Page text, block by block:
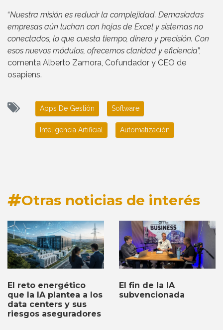
“Nuestra misión es reducir la complejidad. Demasiadas
empresas aún luchan con hojas de Excel y sistemas no
conectados, lo que cuesta tiempo, dinero y precisión. Con
esos nuevos módulos, ofrecemos claridad y eficiencia”,
comenta Alberto Zamora, Cofundador y CEO de
osapiens.
Apps De Gestión Software
Inteligencia Artificial Automatización
Otras noticias de interés
El reto energético
que la IA plantea a los
data centers y sus
riesgos aseguradores
El fin de la IA
subvencionada